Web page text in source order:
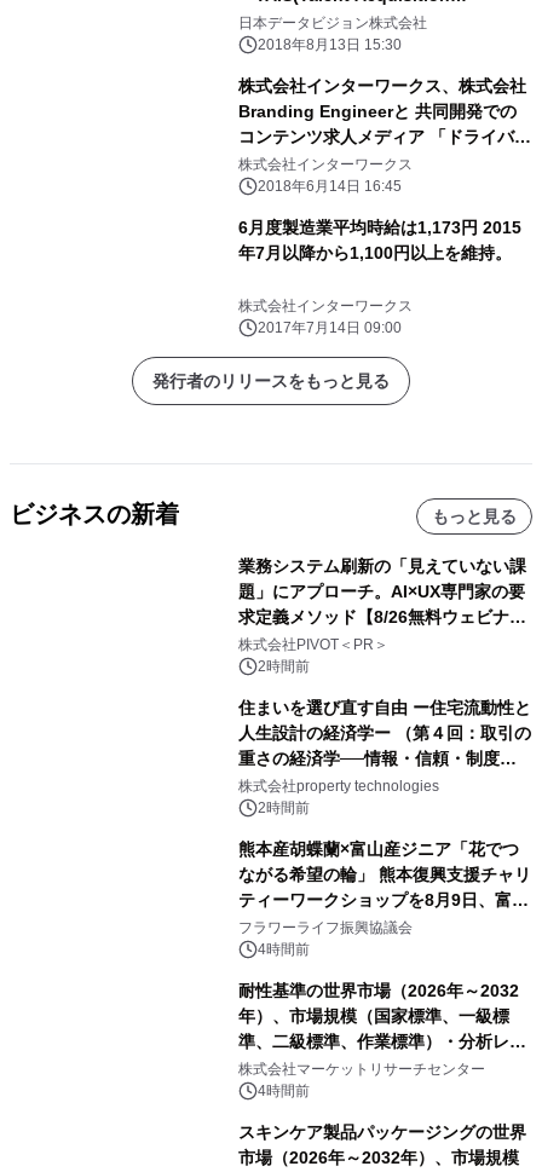
Intelligence Service)」が 採用サービ
ス部門優秀賞を受賞
日本データビジョン株式会社
2018年8月13日 15:30
株式会社インターワークス、株式会社
Branding Engineerと 共同開発での
コンテンツ求人メディア 「ドライバー
タイムズ」リリースのお知らせ
株式会社インターワークス
2018年6月14日 16:45
6月度製造業平均時給は1,173円 2015
年7月以降から1,100円以上を維持。
株式会社インターワークス
2017年7月14日 09:00
発行者のリリースをもっと見る
ビジネスの新着 もっと見る
業務システム刷新の「見えていない課
題」にアプローチ。AI×UX専門家の要
求定義メソッド【8/26無料ウェビナ
ー】株式会社PIVOT
株式会社PIVOT＜PR＞
2時間前
住まいを選び直す自由 ー住宅流動性と
人生設計の経済学ー （第４回：取引の
重さの経済学──情報・信頼・制度を
PropTechはどう組み替えるか）｜
PropTech-Lab
株式会社property technologies
2時間前
熊本産胡蝶蘭×富山産ジニア「花でつ
ながる希望の輪」 熊本復興支援チャリ
ティーワークショップを8月9日、富
山・射水で開催
フラワーライフ振興協議会
4時間前
耐性基準の世界市場（2026年～2032
年）、市場規模（国家標準、一級標
準、二級標準、作業標準）・分析レポ
ートを発表
株式会社マーケットリサーチセンター
4時間前
スキンケア製品パッケージングの世界
市場（2026年～2032年）、市場規模